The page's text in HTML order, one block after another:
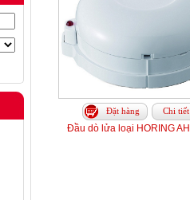
Đặt hàng Chi tiết
Đầu dò lửa loại HORING